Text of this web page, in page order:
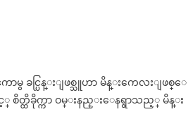
ကြော
င့်
စိတ်
ာမွ ခင္ပြန္းျဖစ္သူဟာ မိန္းကေလးျဖစ္ေ
တ္ထိခိုက္ကာ ဝမ္းနည္းေနရွာသည့္ မိန္း